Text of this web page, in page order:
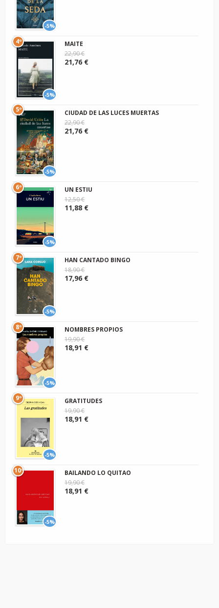
-5%
-5%
4º
MAITE
22,90 €
21,76 €
-5%
5º
CIUDAD DE LAS LUCES MUERTAS
22,90 €
21,76 €
-5%
6º
UN ESTIU
12,50 €
11,88 €
-5%
7º
HAN CANTADO BINGO
18,90 €
17,96 €
-5%
8º
NOMBRES PROPIOS
19,90 €
18,91 €
-5%
9º
GRATITUDES
19,90 €
18,91 €
-5%
10º
BAILANDO LO QUITAO
19,90 €
18,91 €